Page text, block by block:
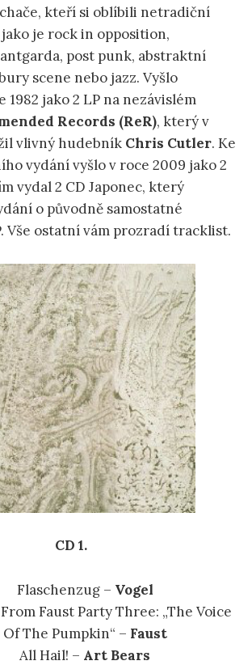
kteří si oblíbili netradiční
je rock in opposition,
post punk, abstraktní
scene nebo jazz. Vyšlo
1982 jako 2 LP na nezávislém
Records (ReR), který v
vlivný hudebník Chris Cutler. Ke
vydání vyšlo v roce 2009 jako 2
vydal 2 CD Japonec, který
o původně samostatné
Vše ostatní vám prozradí tracklist.
CD 1.
Flaschenzug – Vogel
Faust Party Three: „The Voice
Of The Pumpkin“ – Faust
All Hail! – Art Bears